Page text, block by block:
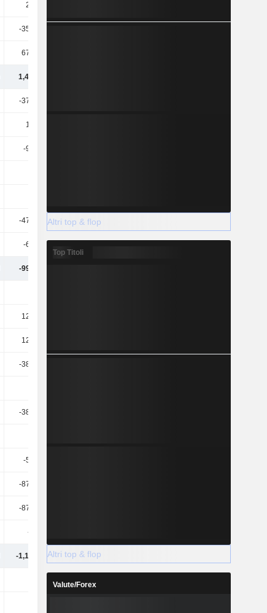
25 Mln
-352 Mln
678 Mln
1,41 Mrd
-373 Mln
13 Mln
-95 Mln
-473 Mln -467 Mln
-66 Mln
-994 Mln
126 Mln
126 Mln
-380 Mln
-380 Mln
-55 Mln
-877 Mln
-877 Mln
-6 Mln
-1,19 Mrd -1,45 Mrd
Altri top & flop
Top Titoli
Altri top & flop
Valute/Forex